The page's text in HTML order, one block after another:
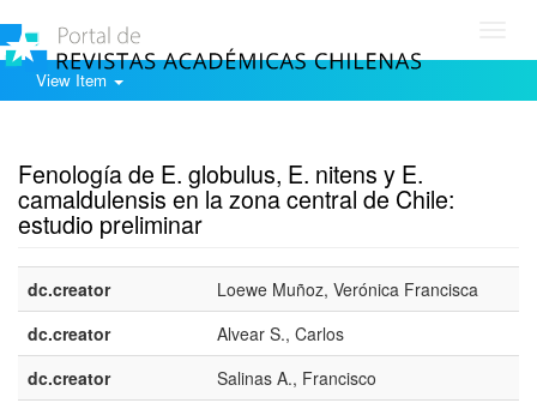
View Item
Fenología de E. globulus, E. nitens y E.
camaldulensis en la zona central de Chile:
estudio preliminar
dc.creator
Loewe Muñoz, Verónica Francisca
dc.creator
Alvear S., Carlos
dc.creator
Salinas A., Francisco